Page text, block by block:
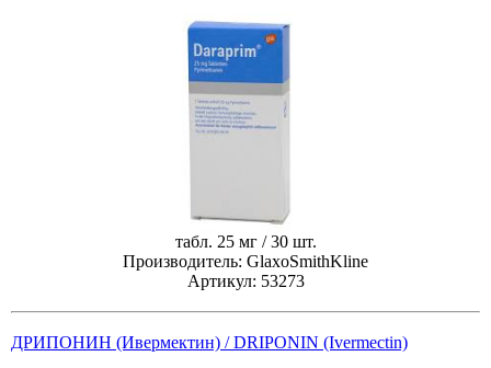
табл. 25 мг / 30 шт.
Производитель: GlaxoSmithKline
Артикул: 53273
ДРИПОНИН (Ивермектин) / DRIPONIN (Ivermectin)